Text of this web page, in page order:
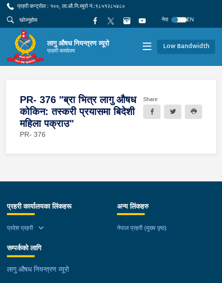
प्रहरी कन्ट्रोल : १००, ला.औ.नि.ब्यूरो नं.:९८५१२८५४८०
नेपा
EN
लागु औषध नियन्त्रण व्यूरो
प्रहरी कार्यालय Low Bandwidth
PR- 376 "ब्रा भित्र लागु औषध
कोकिन: तस्करी प्रयासमा बिदेशी
महिला पक्राउ"
Share
PR- 376
प्रहरी कार्यालयका लिंकहरू
प्रदेश प्रहरी
अन्य लिंकहरु
नेपाल प्रहरी (मुख्य पृष्ठ)
सम्पर्कको लागि
लागु औषध नियन्त्रण व्यूरो